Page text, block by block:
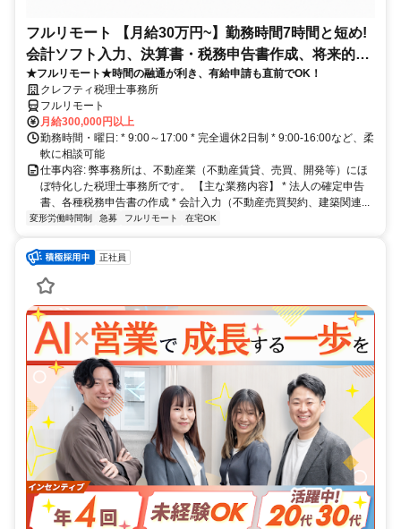
フルリモート 【月給30万円~】勤務時間7時間と短め!
会計ソフト入力、決算書・税務申告書作成、将来的に
決算説明も
★フルリモート★時間の融通が利き、有給申請も直前でOK！
クレフティ税理士事務所
フルリモート
月給300,000円以上
勤務時間・曜日: * 9:00～17:00 * 完全週休2日制 * 9:00-16:00など、柔
軟に相談可能
仕事内容: 弊事務所は、不動産業（不動産賃貸、売買、開発等）にほ
ぼ特化した税理士事務所です。 【主な業務内容】 * 法人の確定申告
書、各種税務申告書の作成 * 会計入力（不動産売買契約、建築関連...
変形労働時間制 急募 フルリモート 在宅OK
正社員